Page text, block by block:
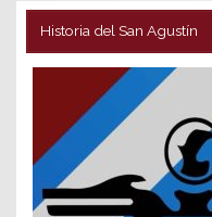
Historia del San Agustín